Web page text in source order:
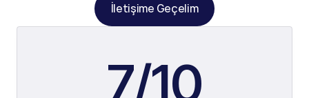
İletişime Geçelim
7/10